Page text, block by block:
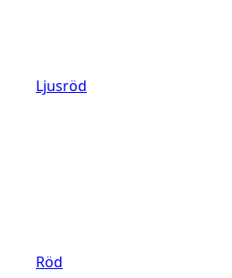
Ljusröd
Röd